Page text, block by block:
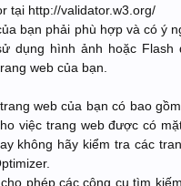
tại http://validator.w3.org/
bạn phải phù hợp và có ý
dụng hình ảnh hoặc Flash
web của bạn.
web của bạn có bao
việc trang web được có
không hãy kiểm tra các
phép các công cụ tìm